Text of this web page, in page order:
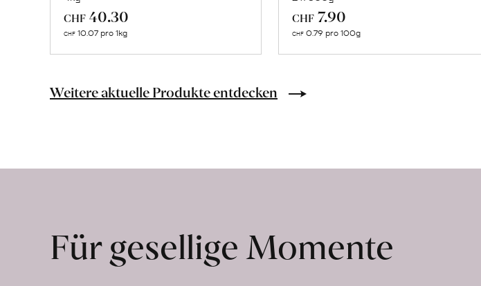
CHF 40.30
CHF 10.07 pro 1kg
Pilgerhof
CHF 7.90
CHF 0.79 pro 100g
Weitere aktuelle Produkte entdecken
Für gesellige Momente